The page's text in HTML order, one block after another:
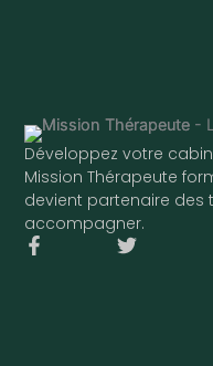
Développez votre
Mission Thérapeute
devient partenaire des
accompagner.
F
T